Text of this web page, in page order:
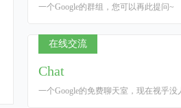
一个Google的群组，您可以再此提问~
在线交流
Chat
一个Google的免费聊天室，现在视乎没